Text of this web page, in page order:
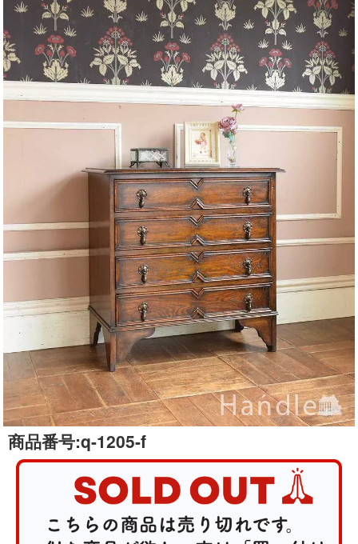
商品番号:q-1205-f